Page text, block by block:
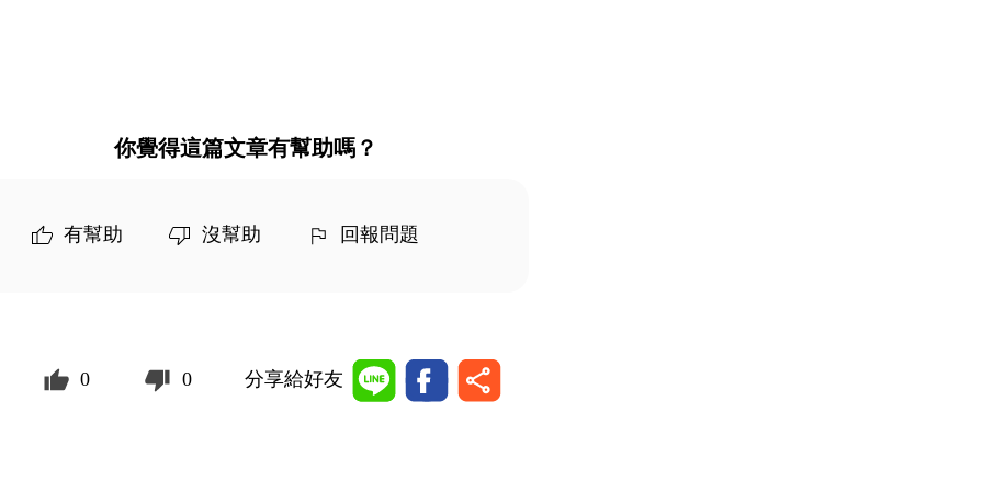
你覺得這篇文章有幫助嗎？
有幫助 沒幫助 回報問題
0 0 分享給好友